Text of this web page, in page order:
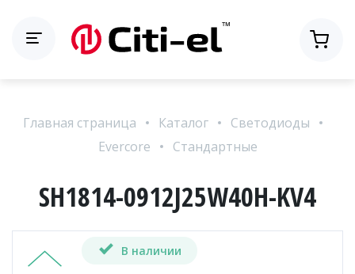
Главная страница Каталог
Светодиоды
Evercore
Стандартные
SH1814-0912J25W40H-KV4
В наличии